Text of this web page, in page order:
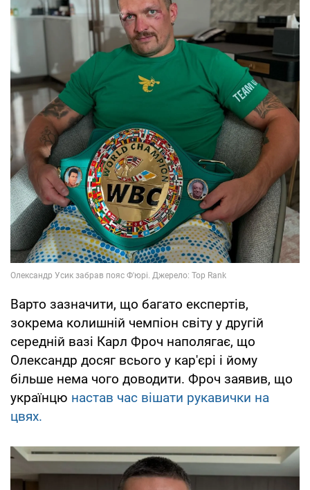
Варто зазначити, що багато експертів,
зокрема колишній чемпіон світу у другій
середній вазі Карл Фроч наполягає, що
Олександр досяг всього у кар'єрі і йому
більше нема чого доводити. Фроч заявив, що
українцю настав час вішати рукавички на
цвях.